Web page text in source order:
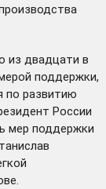
из двадцати в
поддержки,
по развитию
России
мер поддержки